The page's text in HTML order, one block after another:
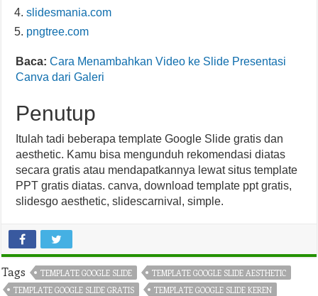
slidesmania.com
pngtree.com
Baca:Cara Menambahkan Video ke Slide Presentasi
Canva dari Galeri
Penutup
Itulah tadi beberapa template Google Slide gratis dan
aesthetic. Kamu bisa mengunduh rekomendasi diatas
secara gratis atau mendapatkannya lewat situs template
PPT gratis diatas. canva, download template ppt gratis,
slidesgo aesthetic, slidescarnival, simple.
Tags TEMPLATE GOOGLE SLIDE
TEMPLATE GOOGLE SLIDE AESTHETIC
TEMPLATE GOOGLE SLIDE GRATIS
TEMPLATE GOOGLE SLIDE KEREN